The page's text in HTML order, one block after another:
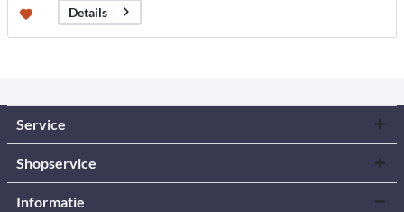
Details
Service
Shopservice
Informatie